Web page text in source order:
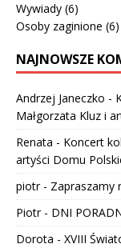
Wywiady (6)
Osoby zaginione (6)
NAJNOWSZE
Andrzej Janeczko -
Małgorzata Kluz i
Renata - Koncert
artyści Domu
piotr- Zapraszamy
Piotr- DNI
Dorota - XVIII